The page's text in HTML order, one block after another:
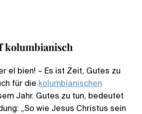
kolumbianisch
el bien! – Es ist Zeit, Gutes zu
für die kolumbianischen
Jahr. Gutes zu tun, bedeutet
„So wie Jesus Christus sein